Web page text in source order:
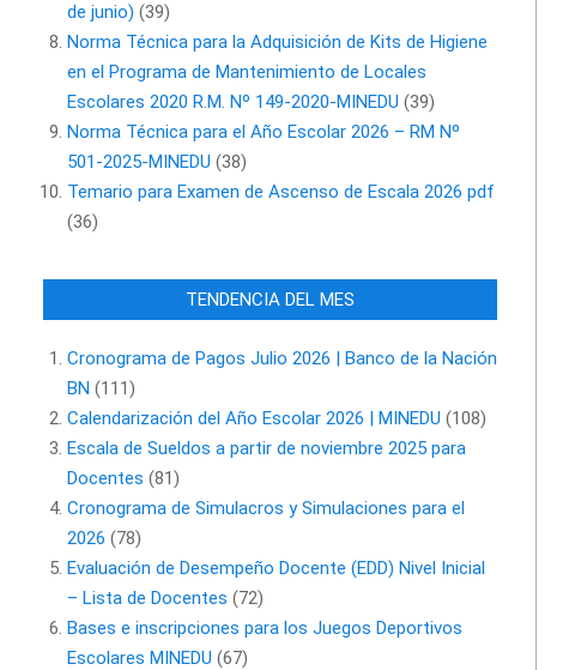
de junio) (39)
Norma Técnica para la Adquisición de Kits de Higiene
en el Programa de Mantenimiento de Locales
Escolares 2020 R.M. Nº 149-2020-MINEDU (39)
Norma Técnica para el Año Escolar 2026 – RM Nº
501-2025-MINEDU (38)
Temario para Examen de Ascenso de Escala 2026 pdf
(36)
TENDENCIA DEL MES
Cronograma de Pagos Julio 2026 | Banco de la Nación
BN (111)
Calendarización del Año Escolar 2026 | MINEDU (108)
Escala de Sueldos a partir de noviembre 2025 para
Docentes (81)
Cronograma de Simulacros y Simulaciones para el
2026 (78)
Evaluación de Desempeño Docente (EDD) Nivel Inicial
– Lista de Docentes (72)
Bases e inscripciones para los Juegos Deportivos
Escolares MINEDU (67)